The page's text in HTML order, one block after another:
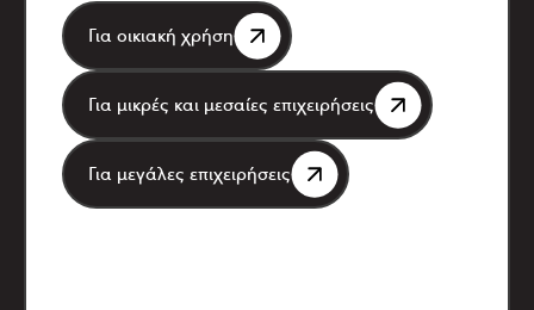
Για οικιακή χρήση
Για μικρές και μεσαίες επιχειρήσεις
Για μεγάλες επιχειρήσεις